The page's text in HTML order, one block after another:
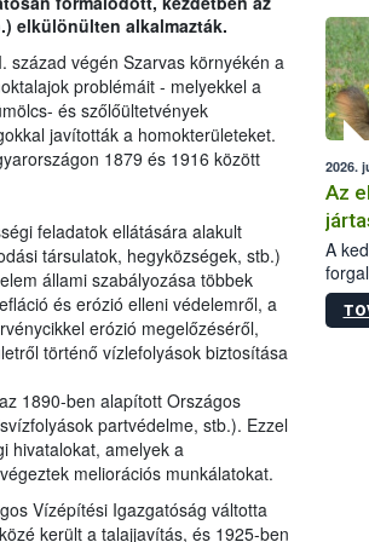
elkülönülten alkalmazták.
század végén Szarvas környékén a
problémáit - melyekkel a
és szőlőültetvények
javították a homokterületeket.
1879 és 1916 között
feladatok ellátására alakult
társulatok, hegyközségek, stb.)
állami szabályozása többek
és erózió elleni védelemről, a
erózió megelőzéséről,
történő vízlefolyások biztosítása
1890-ben alapított Országos
partvédelme, stb.). Ezzel
hivatalokat, amelyek a
meliorációs munkálatokat.
Vízépítési Igazgatóság váltotta
került a talajjavítás, és 1925-ben
2026.
Az
A